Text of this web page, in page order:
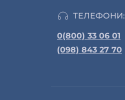
ТЕЛЕФОНИ:
0(800) 33 06 01
(098) 843 27 70